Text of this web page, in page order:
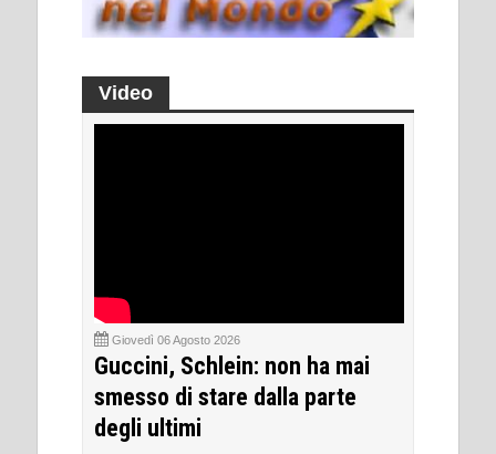
Video
Giovedì 06 Agosto 2026
Guccini, Schlein: non ha mai
smesso di stare dalla parte
degli ultimi